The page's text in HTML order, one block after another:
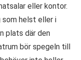
eller kontor.
som helst eller i
plats där den
bör spegeln till